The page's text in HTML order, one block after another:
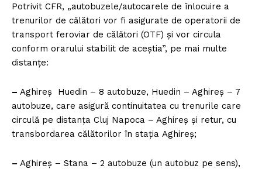
Potrivit CFR, „autobuzele/autocarele de înlocuire a
trenurilor de călători vor fi asigurate de operatorii de
transport feroviar de călători (OTF) și vor circula
conform orarului stabilit de aceștia”, pe mai multe
distanțe:
– Aghireș Huedin – 8 autobuze, Huedin – Aghireș – 7
autobuze, care asigură continuitatea cu trenurile care
circulă pe distanța Cluj Napoca – Aghireș și retur, cu
transbordarea călătorilor în stația Aghireș;
– Aghireș – Stana – 2 autobuze (un autobuz pe sens),